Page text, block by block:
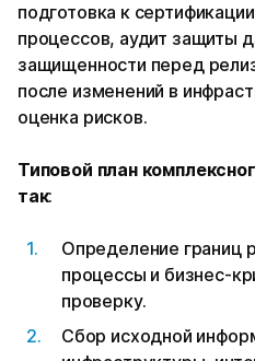
подготовка к
процессов, аудит защиты
защищенности перед
после изменений в
оценка рисков.
Типовой план
так:
Определение границ
процессы и бизнес-
проверку.
Сбор исходной